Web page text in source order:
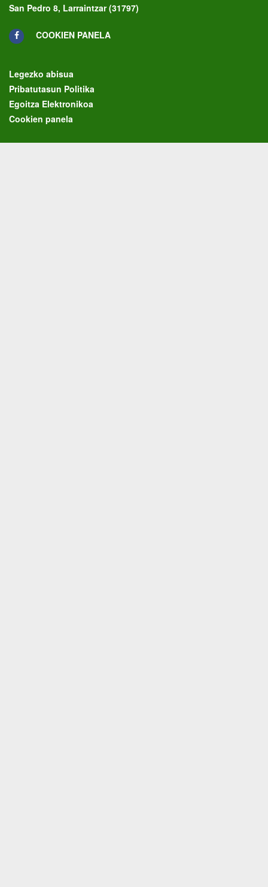
San Pedro 8, Larraintzar (31797)
COOKIEN PANELA
Legezko abisua
Pribatutasun Politika
Egoitza Elektronikoa
Cookien panela